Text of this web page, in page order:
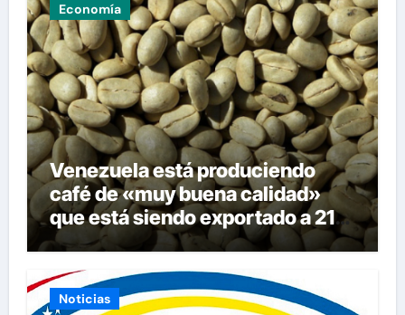
Economía
Venezuela está produciendo
café de «muy buena calidad»
que está siendo exportado a 21
países
Noticias